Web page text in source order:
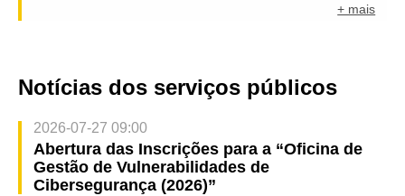
+ mais
Notícias dos serviços públicos
2026-07-27 09:00
Abertura das Inscrições para a “Oficina de
Gestão de Vulnerabilidades de
Cibersegurança (2026)”